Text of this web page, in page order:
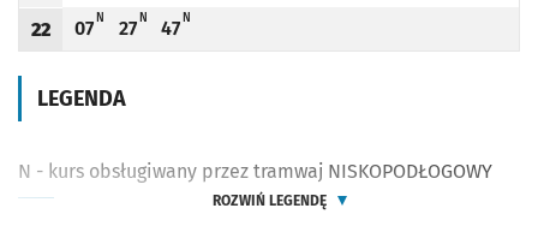
Godzina odjazdu
22
Odjazd
07
minut po godzinie 22
N N - KURS OBSŁUGIWANY PRZEZ TRAMWAJ NISKOPODŁOGOWY
Odjazd
27
minut po godzinie 22
N N - KURS OBSŁUGIWANY PRZEZ TRAMWAJ NISKOPODŁOGOWY
Odjazd
47
minut po godzinie 22
N
LEGENDA
N - kurs obsługiwany przez tramwaj NISKOPODŁOGOWY
ROZWIŃ LEGENDĘ